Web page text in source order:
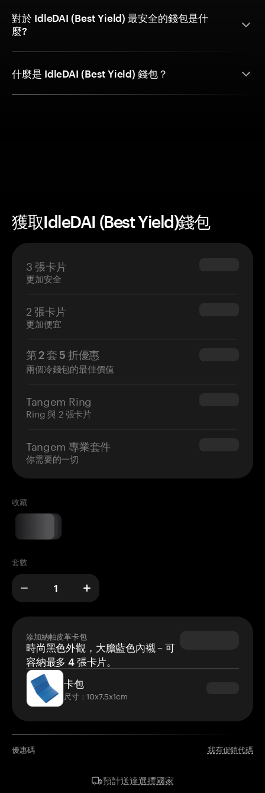
對於 IdleDAI (Best Yield) 最安全的錢包是什
麼?
什麼是 IdleDAI (Best Yield) 錢包？
獲取IdleDAI (Best Yield)錢包
3 張卡片
更加安全
$69.90
2 張卡片
更加便宜
$54.90
第 2 套 5 折優惠
兩個冷錢包的最佳價值
$34.95
Tangem Ring
Ring 與 2 張卡片
$160.00
Tangem 專業套件
你需要的一切
$180.00
收藏
套數
添加納帕皮革卡包
時尚黑色外觀，大膽藍色內襯 – 可
容納最多 4 張卡片。
卡包
尺寸：10x7.5x1cm
優惠碼 我有促銷代碼
預計送達選擇國家